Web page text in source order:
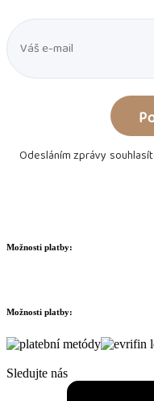
Odesláním zprávy
Možnosti platby:
Možnosti platby:
Sledujte nás